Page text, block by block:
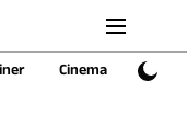
Cinema Sports